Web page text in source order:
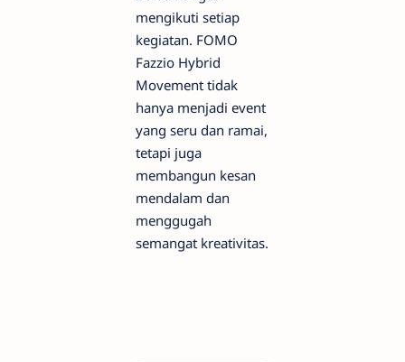
mengikuti setiap
kegiatan. FOMO
Fazzio Hybrid
Movement tidak
hanya menjadi event
yang seru dan ramai,
tetapi juga
membangun kesan
mendalam dan
menggugah
semangat kreativitas.